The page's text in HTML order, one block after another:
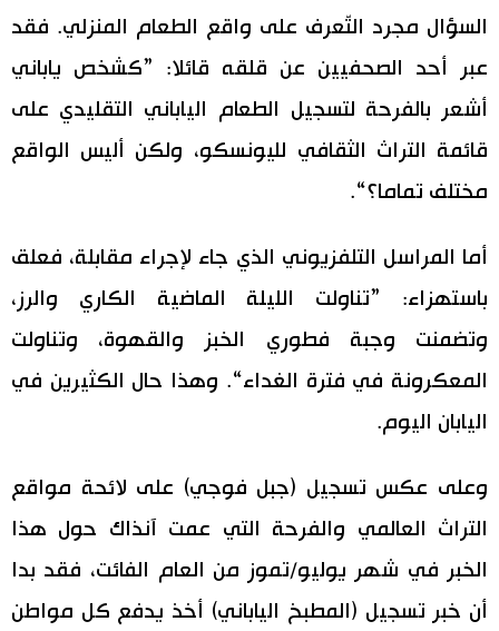
السؤال مجرد التّعرف على واقع الطعام المنزلي. فقد
عبر أحد الصحفيين عن قلقه قائلا: ”كشخص ياباني
أشعر بالفرحة لتسجيل الطعام الياباني التقليدي على
قائمة التراث الثقافي لليونسكو، ولكن أليس الواقع
مختلف تماما؟“.
أما المراسل التلفزيوني الذي جاء لإجراء مقابلة، فعلق
باستهزاء: ”تناولت الليلة الماضية الكاري والرز،
وتضمنت وجبة فطوري الخبز والقهوة، وتناولت
المعكرونة في فترة الغداء“. وهذا حال الكثيرين في
اليابان اليوم.
وعلى عكس تسجيل (جبل فوجي) على لائحة مواقع
التراث العالمي والفرحة التي عمت آنذاك حول هذا
الخبر في شهر يوليو/تموز من العام الفائت، فقد بدا
أن خبر تسجيل (المطبخ الياباني) أخذ يدفع كل مواطن